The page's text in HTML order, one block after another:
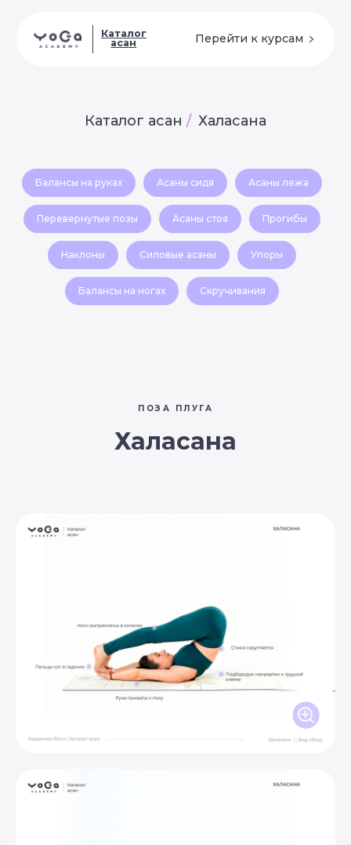
Каталог
Каталог асан / Халасана
Балансы на руках Асаны сидя Асаны лежа
Перевернутые позы Асаны стоя Прогибы
Наклоны Силовые асаны Упоры
Балансы на ногах Скручивания
ПОЗА ПЛУГА
Халасана